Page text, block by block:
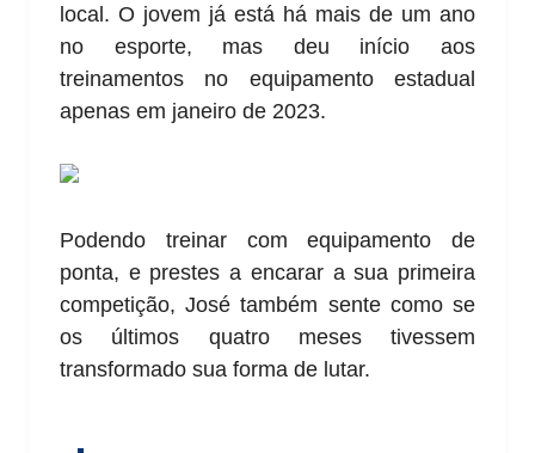
local. O jovem já está há mais de um ano
no esporte, mas deu início aos
treinamentos no equipamento estadual
apenas em janeiro de 2023.
Podendo treinar com equipamento de
ponta, e prestes a encarar a sua primeira
competição, José também sente como se
os últimos quatro meses tivessem
transformado sua forma de lutar.